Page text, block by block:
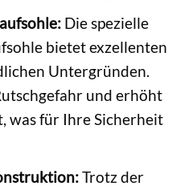
Die spezielle
bietet exzellenten
Untergründen.
und erhöht
was für Ihre Sicherheit
Trotz der